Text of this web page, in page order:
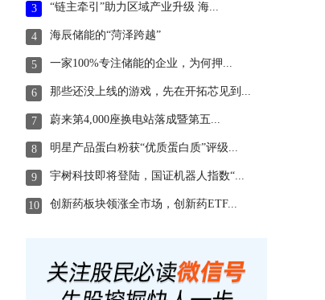
3 “链主牵引”助力区域产业升级 海...
4 海辰储能的“菏泽跨越”
5 一家100%专注储能的企业，为何押...
6 那些还没上线的游戏，先在开拓芯见到...
7 蔚来第4,000座换电站落成暨第五...
8 明星产品蛋白粉获“优质蛋白质”评级...
9 宇树科技即将登陆，国证机器人指数“...
10 创新药板块领涨全市场，创新药ETF...